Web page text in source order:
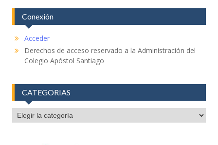
Conexión
Acceder
Derechos de acceso reservado a la Administración del
Colegio Apóstol Santiago
CATEGORIAS
CATEGORIAS